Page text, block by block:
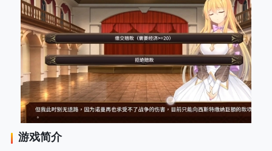
游戏简介